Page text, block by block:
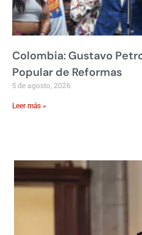
Colombia: Gustavo
Popular de Reformas
5 de agosto, 2026
Leer más »